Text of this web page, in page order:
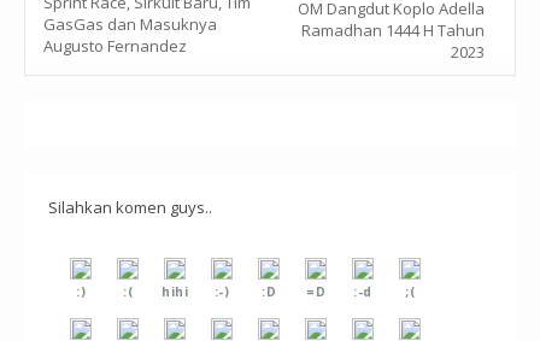
GasGas dan Masuknya
Augusto Fernandez
OM Dangdut Koplo Adella
Ramadhan 1444 H Tahun
2023
Silahkan komen guys..
:) :( hihi :-) :D =D :-d ;(